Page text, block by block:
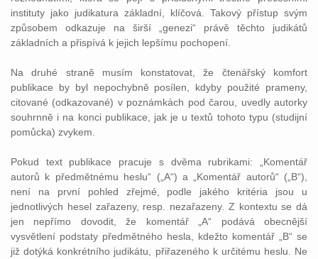
instituty jako judikatura základní, klíčová. Takový přístup svým
způsobem odkazuje na širší „genezi“ právě těchto judikátů
základních a přispívá k jejich lepšímu pochopení.
Na druhé straně musím konstatovat, že čtenářský komfort
publikace by byl nepochybně posílen, kdyby použité prameny,
citované (odkazované) v poznámkách pod čarou, uvedly autorky
souhrnně i na konci publikace, jak je u textů tohoto typu (studijní
pomůcka) zvykem.
Pokud text publikace pracuje s dvěma rubrikami: „Komentář
autorů k předmětnému heslu“ („A“) a „Komentář autorů“ („B“),
není na první pohled zřejmé, podle jakého kritéria jsou u
jednotlivých hesel zařazeny, resp. nezařazeny. Z kontextu se dá
jen nepřímo dovodit, že komentář „A“ podává obecnější
vysvětlení podstaty předmětného hesla, kdežto komentář „B“ se
již dotýká konkrétního judikátu, přiřazeného k určitému heslu. Ne